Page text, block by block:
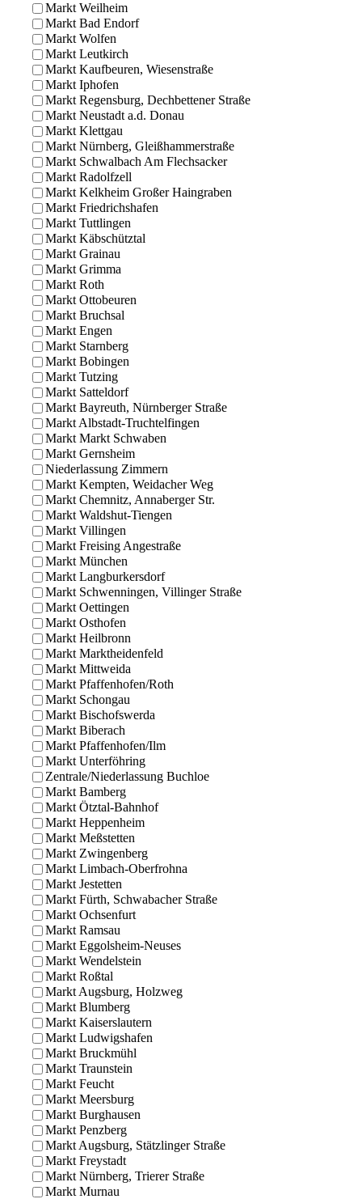
Markt Weilheim
Markt Bad Endorf
Markt Wolfen
Markt Leutkirch
Markt Kaufbeuren, Wiesenstraße
Markt Iphofen
Markt Regensburg, Dechbettener Straße
Markt Neustadt a.d. Donau
Markt Klettgau
Markt Nürnberg, Gleißhammerstraße
Markt Schwalbach Am Flechsacker
Markt Radolfzell
Markt Kelkheim Großer Haingraben
Markt Friedrichshafen
Markt Tuttlingen
Markt Käbschütztal
Markt Grainau
Markt Grimma
Markt Roth
Markt Ottobeuren
Markt Bruchsal
Markt Engen
Markt Starnberg
Markt Bobingen
Markt Tutzing
Markt Satteldorf
Markt Bayreuth, Nürnberger Straße
Markt Albstadt-Truchtelfingen
Markt Markt Schwaben
Markt Gernsheim
Niederlassung Zimmern
Markt Kempten, Weidacher Weg
Markt Chemnitz, Annaberger Str.
Markt Waldshut-Tiengen
Markt Villingen
Markt Freising Angestraße
Markt München
Markt Langburkersdorf
Markt Schwenningen, Villinger Straße
Markt Oettingen
Markt Osthofen
Markt Heilbronn
Markt Marktheidenfeld
Markt Mittweida
Markt Pfaffenhofen/Roth
Markt Schongau
Markt Bischofswerda
Markt Biberach
Markt Pfaffenhofen/Ilm
Markt Unterföhring
Zentrale/Niederlassung Buchloe
Markt Bamberg
Markt Ötztal-Bahnhof
Markt Heppenheim
Markt Meßstetten
Markt Zwingenberg
Markt Limbach-Oberfrohna
Markt Jestetten
Markt Fürth, Schwabacher Straße
Markt Ochsenfurt
Markt Ramsau
Markt Eggolsheim-Neuses
Markt Wendelstein
Markt Roßtal
Markt Augsburg, Holzweg
Markt Blumberg
Markt Kaiserslautern
Markt Ludwigshafen
Markt Bruckmühl
Markt Traunstein
Markt Feucht
Markt Meersburg
Markt Burghausen
Markt Penzberg
Markt Augsburg, Stätzlinger Straße
Markt Freystadt
Markt Nürnberg, Trierer Straße
Markt Murnau